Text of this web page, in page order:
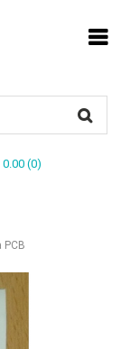
0.00(0)
PCB